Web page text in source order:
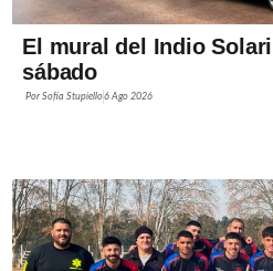
El mural del Indio
sábado
PorSofía Stupiello6 Ago 2026